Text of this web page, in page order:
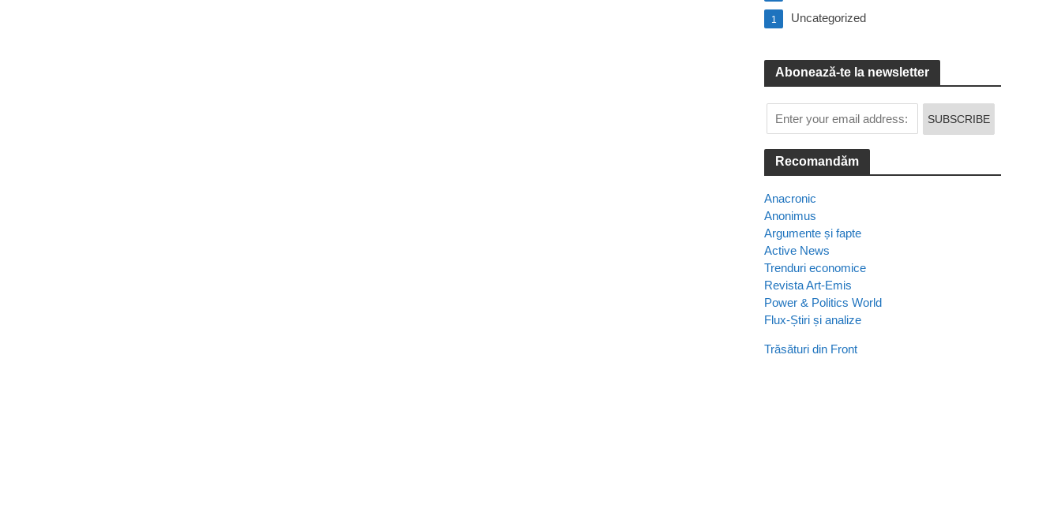
Uncategorized
1
Abonează-te la newsletter
Recomandăm
Anacronic
Anonimus
Argumente și fapte
Active News
Trenduri economice
Revista Art-Emis
Power & Politics World
Flux-Știri și analize
Trăsături din Front